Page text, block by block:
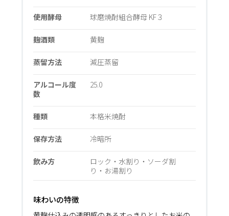
使用酵母 球磨焼酎組合酵母 KF３
麹酒類 黄麹
蒸留方法 減圧蒸留
アルコール度
数
25.0
種類 本格米焼酎
保存方法 冷暗所
飲み方
ロック・水割り・ソーダ割
り・お湯割り
味わいの特徴